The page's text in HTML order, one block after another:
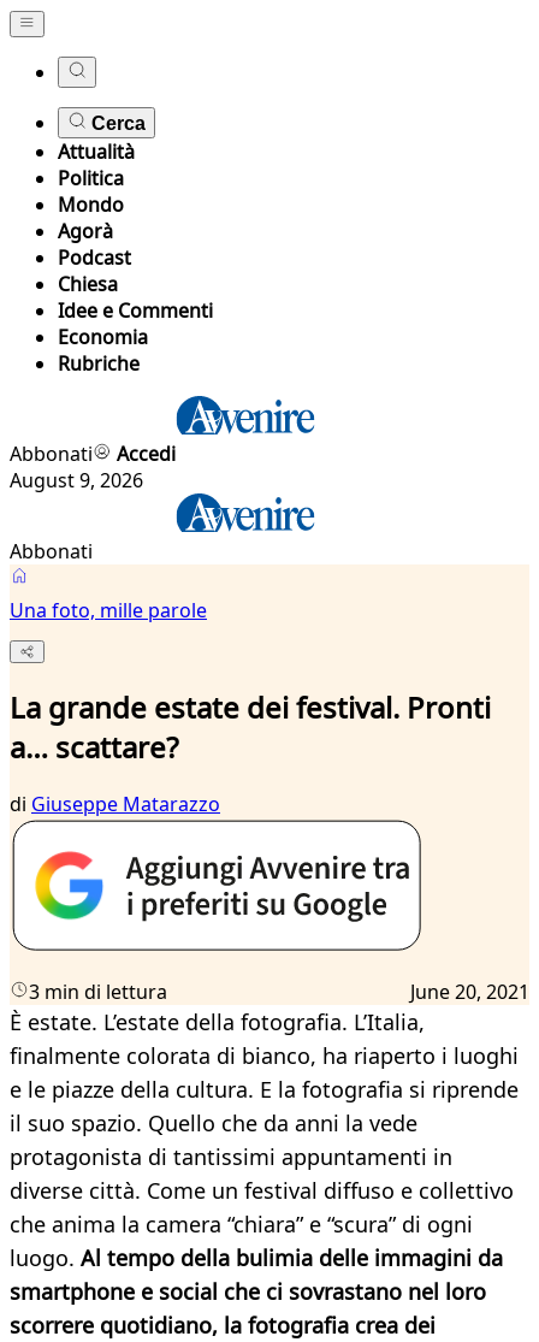
Cerca
Attualità
Politica
Mondo
Agorà
Podcast
Chiesa
Idee e Commenti
Economia
Rubriche
Abbonati
Accedi
August 9, 2026
Abbonati
Una foto, mille parole
La grande estate dei festival. Pronti
a… scattare?
di Giuseppe Matarazzo
3 min di lettura June 20, 2021
È estate. L’estate della fotografia. L’Italia,
finalmente colorata di bianco, ha riaperto i luoghi
e le piazze della cultura. E la fotografia si riprende
il suo spazio. Quello che da anni la vede
protagonista di tantissimi appuntamenti in
diverse città. Come un festival diffuso e collettivo
che anima la camera “chiara” e “scura” di ogni
luogo. Al tempo della bulimia delle immagini da
smartphone e social che ci sovrastano nel loro
scorrere quotidiano, la fotografia crea dei